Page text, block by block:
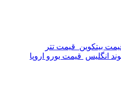
بیتکوین قیمت تتر
انگلیس قیمت یورو اروپا